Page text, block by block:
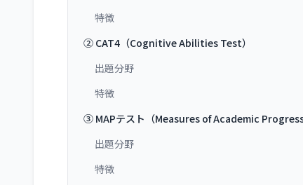
特徴
② CAT4（Cognitive Abilities Test）
出題分野
特徴
③ MAPテスト（Measures of Academic Progress
出題分野
特徴